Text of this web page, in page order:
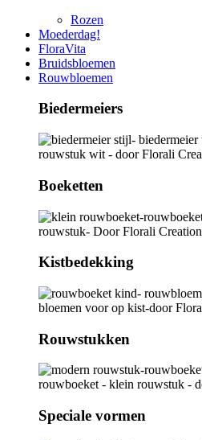
Rozen
Moederdag!
FloraVita
Bruidsbloemen
Rouwbloemen
Biedermeiers
Boeketten
Kistbedekking
Rouwstukken
Speciale vormen